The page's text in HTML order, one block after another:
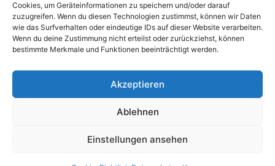
Cookies, um Geräteinformationen zu speichern und/oder darauf
zuzugreifen. Wenn du diesen Technologien zustimmst, können wir Daten
wie das Surfverhalten oder eindeutige IDs auf dieser Website verarbeiten.
Wenn du deine Zustimmung nicht erteilst oder zurückziehst, können
bestimmte Merkmale und Funktionen beeinträchtigt werden.
Akzeptieren
Ablehnen
Einstellungen ansehen
braucht
Schneckentempo: Die langsamsten Autos der
Welt
Softwareentwicklungsteam: Das sind die
Alle Rechte vorbehalten @ Technologie-Ecke.de